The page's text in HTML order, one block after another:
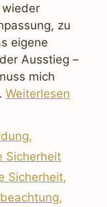
zu
eigene
Ausstieg –
mich
Weiterlesen
,
Sicherheit
Sicherheit,
,